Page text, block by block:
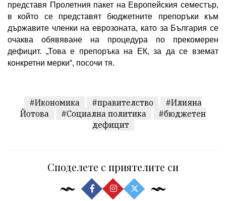
представя Пролетния пакет на Европейския семестър,
в който се представят бюджетните препоръки към
държавите членки на еврозоната, като за България се
очаква обявяване на процедура по прекомерен
дефицит. „Това е препоръка на ЕК, за да се вземат
конкретни мерки“, посочи тя.
#Икономика #правителство
#Илияна
Йотова
#Социална политика
#бюджетен
дефицит
Споделете с приятелите си